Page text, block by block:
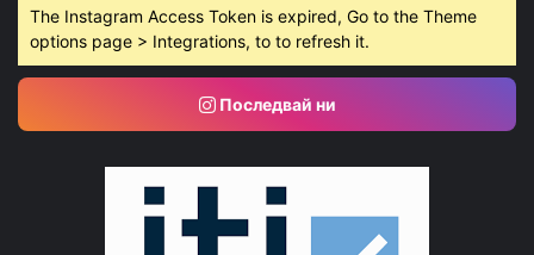
The Instagram Access Token is expired, Go to the Theme
options page > Integrations, to to refresh it.
Последвай ни